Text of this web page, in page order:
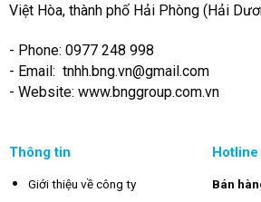
Việt Hòa, thành phố Hải Phòng (Hải
- Phone: 0977 248 998
- Email: tnhh.bng.vn@gmail.com
- Website: www.bnggroup.com.vn
Thông tin
Giới thiệu về công ty Bán